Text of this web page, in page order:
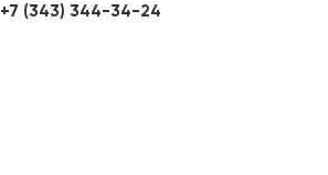
+7 (343) 344-34-24